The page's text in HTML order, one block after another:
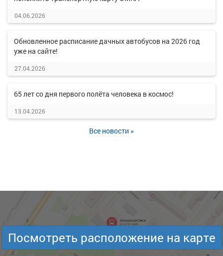
04.06.2026
Обновленное расписание дачных автобусов на 2026 год
уже на сайте!
27.04.2026
65 лет со дня первого полёта человека в космос!
13.04.2026
Все новости »
Посмотреть расположение на карте